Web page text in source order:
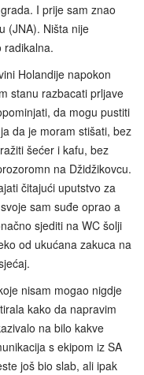
I prije sam znao
(JNA). Ništa nije
radikalna.
Holandije napokon
stanu razbacati prljave
da mogu pustiti
da je moram stišati, bez
šećer i kafu, bez
na Džidžikovcu.
čitajući uputstvo za
sam suđe oprao a
sjediti na WC šolji
od ukućana zakuca na
nisam mogao nigdje
kako da napravim
na bilo kakve
s ekipom iz SA
još bio slab, ali ipak